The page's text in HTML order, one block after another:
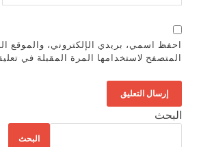
احفظ اسمي، بريدي الإلكتروني، والموقع
المتصفح لاستخدامها المرة المقبلة في
البحث
البحث